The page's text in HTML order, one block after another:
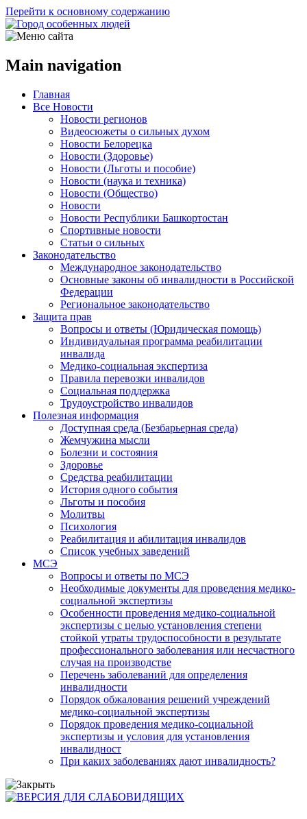
Перейти к основному содержанию
Main navigation
Главная
Все Новости
Новости регионов
Видеосюжеты о сильных духом
Новости Белорецка
Новости (Здоровье)
Новости (Льготы и пособие)
Новости (наука и техника)
Новости (Общество)
Новости
Новости Республики Башкортостан
Спортивные новости
Статьи о сильных
Законодательство
Международное законодательство
Основные законы об инвалидности в Российской
Федерации
Региональное законодательство
Защита прав
Вопросы и ответы (Юридическая помощь)
Индивидуальная программа реабилитации
инвалида
Медико-социальная экспертиза
Правила перевозки инвалидов
Социальная поддержка
Трудоустройство инвалидов
Полезная информация
Доступная среда (Безбарьерная среда)
Жемчужина мысли
Болезни и состояния
Здоровье
Средства реабилитации
История одного события
Льготы и пособия
Молитвы
Психология
Реабилитация и абилитация инвалидов
Список учебных заведений
МСЭ
Вопросы и ответы по МСЭ
Необходимые документы для проведения медико-
социальной экспертизы
Особенности проведения медико-социальной
экспертизы с целью установления степени
стойкой утраты трудоспособности в результате
профессионального заболевания или несчастного
случая на производстве
Перечень заболеваний для определения
инвалидности
Порядок обжалования решений учреждений
медико-социальной экспертизы
Порядок проведения медико-социальной
экспертизы и условия для установления
инвалидност
При каких заболеваниях дают инвалидность?